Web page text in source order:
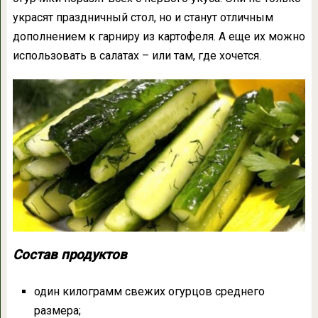
украсят праздничный стол, но и станут отличным
дополнением к гарниру из картофеля. А еще их можно
использовать в салатах – или там, где хочется.
Состав продуктов
один килограмм свежих огурцов среднего
размера;